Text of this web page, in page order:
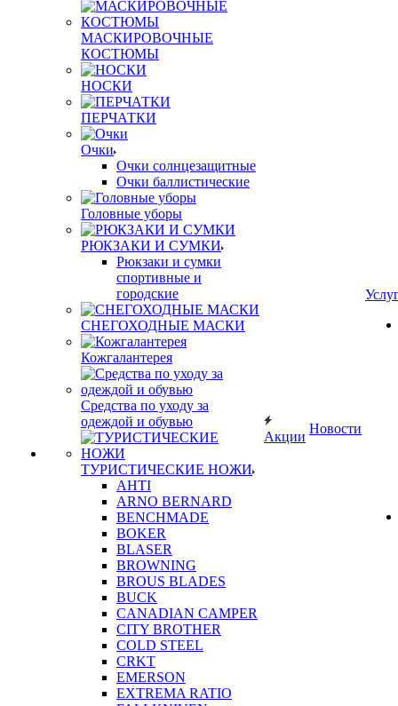
МАСКИРОВОЧНЫЕ
КОСТЮМЫ
НОСКИ
ПЕРЧАТКИ
Очки
Очки солнцезащитные
Очки баллистические
Головные уборы
РЮКЗАКИ И СУМКИ
Рюкзаки и сумки
спортивные и
городские
СНЕГОХОДНЫЕ МАСКИ
Кожгалантерея
Средства по уходу за
одеждой и обувью
ТУРИСТИЧЕСКИЕ НОЖИ
AHTI
ARNO BERNARD
BENCHMADE
BOKER
BLASER
BROWNING
BROUS BLADES
BUCK
CANADIAN CAMPER
CITY BROTHER
COLD STEEL
CRKT
EMERSON
EXTREMA RATIO
Акции
Новости